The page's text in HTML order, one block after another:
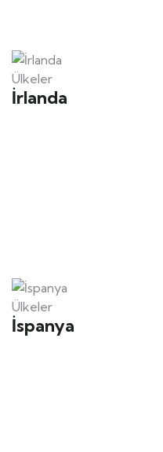
Ülkeler
İrlanda
Ülkeler
İspanya